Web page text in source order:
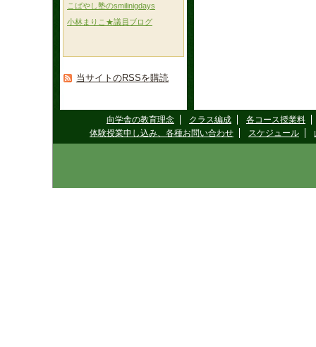
こばやし塾のsmilinigdays
小林まりこ★議員ブログ
当サイトのRSSを購読
向学舎の教育理念 クラス編成
各コース授業料
体験授業申し込み、各種お問い合わせ
スケジュール